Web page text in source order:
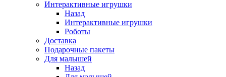
Интерактивные игрушки
Назад
Интерактивные игрушки
Роботы
Доставка
Подарочные пакеты
Для малышей
Назад